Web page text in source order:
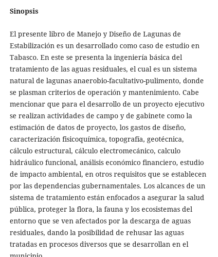
Sinopsis
El presente libro de Manejo y Diseño de Lagunas de
Estabilización es un desarrollado como caso de estudio en
Tabasco. En este se presenta la ingeniería básica del
tratamiento de las aguas residuales, el cual es un sistema
natural de lagunas anaerobio-facultativo-pulimento, donde
se plasman criterios de operación y mantenimiento. Cabe
mencionar que para el desarrollo de un proyecto ejecutivo
se realizan actividades de campo y de gabinete como la
estimación de datos de proyecto, los gastos de diseño,
caracterización fisicoquímica, topografía, geotécnica,
cálculo estructural, cálculo electromecánico, calculo
hidráulico funcional, análisis económico financiero, estudio
de impacto ambiental, en otros requisitos que se establecen
por las dependencias gubernamentales. Los alcances de un
sistema de tratamiento están enfocados a asegurar la salud
pública, proteger la flora, la fauna y los ecosistemas del
entorno que se ven afectados por la descarga de aguas
residuales, dando la posibilidad de rehusar las aguas
tratadas en procesos diversos que se desarrollan en el